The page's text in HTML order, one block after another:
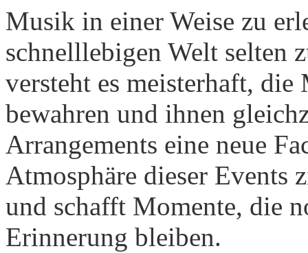
Musik in einer Weise zu
schnelllebigen Welt selten
versteht es meisterhaft,
bewahren und ihnen
Arrangements eine neue
Atmosphäre dieser Events
und schafft Momente, die
Erinnerung bleiben.